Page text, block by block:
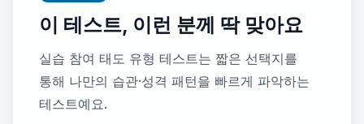
이 테스트, 이런 분께 딱 맞아요
실습 참여 태도 유형 테스트는 짧은 선택지를
통해 나만의 습관·성격 패턴을 빠르게 파악하는
테스트예요.